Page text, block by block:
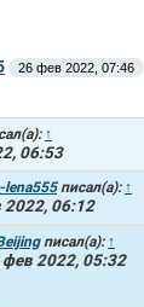
26 фев 2022, 07:46
↑
06:53
lena555писал(а): ↑
2022, 06:12
писал(а): ↑
фев 2022, 05:32